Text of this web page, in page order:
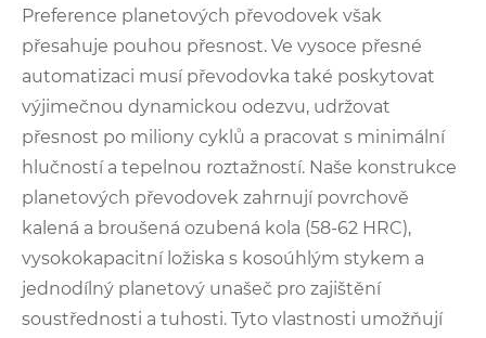
Preference planetových převodovek však
přesahuje pouhou přesnost. Ve vysoce přesné
automatizaci musí převodovka také poskytovat
výjimečnou dynamickou odezvu, udržovat
přesnost po miliony cyklů a pracovat s minimální
hlučností a tepelnou roztažností. Naše konstrukce
planetových převodovek zahrnují povrchově
kalená a broušená ozubená kola (58-62 HRC),
vysokokapacitní ložiska s kosoúhlým stykem a
jednodílný planetový unašeč pro zajištění
soustřednosti a tuhosti. Tyto vlastnosti umožňují